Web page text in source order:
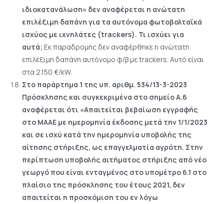
ιδιοκατανάλωση» δεν αναφέρεται η ανώτατη
επιλέξιμη δαπάνη για τα αυτόνομα φωτοβολταϊκά
ισχύος με ιχνηλάτες (trackers). Τι ισχύει για
αυτά; Εκ παραδρομής δεν αναφέρθηκε η ανώτατη
επιλέξιμη δαπάνη αυτόνομο φ/β με trackers. Αυτό είναι
στα 2.150 €/kW.
Στο παράρτημα 1 της υπ. αριθμ. 534/13-3-2023
Πρόσκλησης και συγκεκριμένα στο σημείο Α.6
αναφέρεται ότι «Απαιτείται βεβαίωση εγγραφής
στο ΜΑΑΕ με ημερομηνία έκδοσης μετά την 1/1/2023
και σε ισχύ κατά την ημερομηνία υποβολής της
αίτησης στήριξης, ως επαγγελματία αγρότη. Στην
περίπτωση υποβολής αιτήματος στήριξης από νέο
γεωργό που είναι ενταγμένος στο υπομέτρο 6.1 στο
πλαίσιο της πρόσκλησης του έτους 2021, δεν
απαιτείται η προσκόμιση του εν λόγω